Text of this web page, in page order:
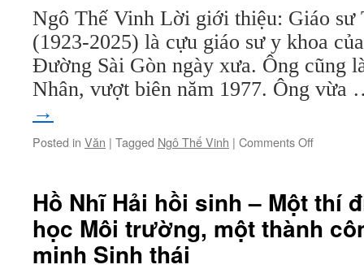
Ngô Thế Vinh Lời giới thiệu: Giáo sư
(1923-2025) là cựu giáo sư y khoa
Đường Sài Gòn ngày xưa. Ông cũng
Nhân, vượt biên năm 1977. Ông
→
Posted in Văn | Tagged Ngô Thế Vinh | Comments Offon
Ngọc
Ninh
1923-
Hồ Nhĩ Hải hồi sinh – Một thí
học Môi trường, một thành
minh Sinh thái